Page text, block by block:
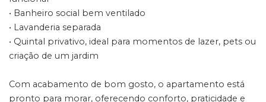
• Banheiro social bem ventilado
• Lavanderia separada
• Quintal privativo, ideal para momentos de lazer, pets ou
criação de um jardim
Com acabamento de bom gosto, o apartamento está
pronto para morar, oferecendo conforto, praticidade e